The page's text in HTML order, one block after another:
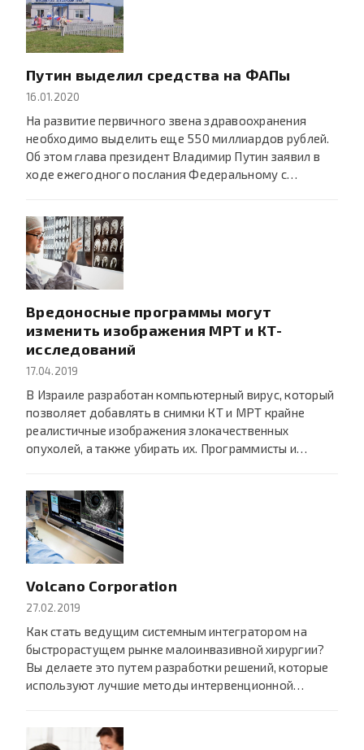
Путин выделил средства на ФАПы
16.01.2020
На развитие первичного звена здравоохранения
необходимо выделить еще 550 миллиардов рублей.
Об этом глава президент Владимир Путин заявил в
ходе ежегодного послания Федеральному с…
Вредоносные программы могут
изменить изображения МРТ и КТ-
исследований
17.04.2019
В Израиле разработан компьютерный вирус, который
позволяет добавлять в снимки КТ и МРТ крайне
реалистичные изображения злокачественных
опухолей, а также убирать их. Программисты и…
Volcano Corporation
27.02.2019
Как стать ведущим системным интегратором на
быстрорастущем рынке малоинвазивной хирургии?
Вы делаете это путем разработки решений, которые
используют лучшие методы интервенционной…